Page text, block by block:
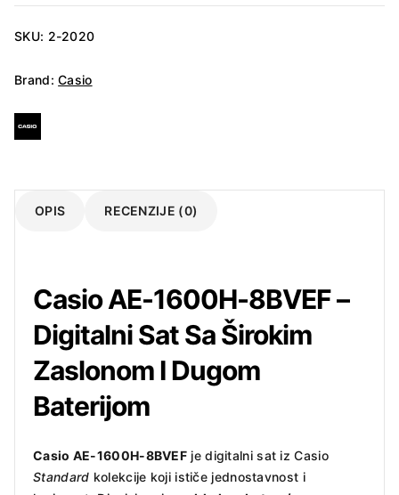
SKU: 2-2020
Brand:Casio
OPIS RECENZIJE (0)
Casio AE-1600H-8BVEF –
Digitalni Sat Sa Širokim
Zaslonom I Dugom
Baterijom
Casio AE-1600H-8BVEF je digitalni sat iz Casio
Standard kolekcije koji ističe jednostavnost i